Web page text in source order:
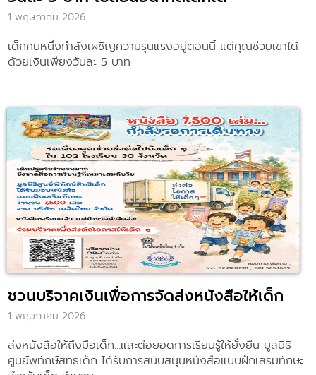
1 พฤษภาคม 2026
เด็กคนหนึ่งกำลังเผชิญความรุนแรงอยู่ตอนนี้ แต่คุณช่วยเขาได้
ด้วยเงินเพียงวันละ 5 บาท
ชวนบริจาคเงินเพื่อการจัดส่งหนังสือให้เด็ก
1 พฤษภาคม 2026
ส่งหนังสือให้ถึงมือเด็ก…และต่อยอดการเรียนรู้ให้ยั่งยืน มูลนิธิ
ศูนย์พิทักษ์สิทธิเด็ก ได้รับการสนับสนุนหนังสือแบบฝึกเสริมทักษะ